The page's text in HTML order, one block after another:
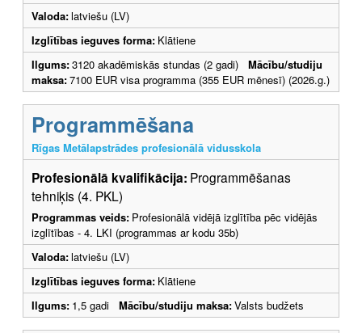
Valoda:latviešu (LV)
Izglītības ieguves forma: Klātiene
Ilgums:3120 akadēmiskās stundas (2 gadi) Mācību/studiju
maksa:7100 EUR visa programma (355 EUR mēnesī) (2026.g.)
Programmēšana
Rīgas Metālapstrādes profesionālā vidusskola
Profesionālā kvalifikācija: Programmēšanas
tehniķis (4. PKL)
Programmas veids: Profesionālā vidējā izglītība pēc vidējās
izglītības - 4. LKI (programmas ar kodu 35b)
Valoda:latviešu (LV)
Izglītības ieguves forma: Klātiene
Ilgums: 1,5 gadi Mācību/studiju maksa:Valsts budžets